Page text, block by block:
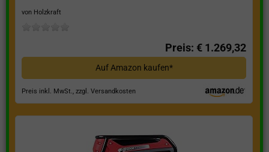
von Holzkraft
Preis: € 1.269,32
Auf Amazon kaufen*
Preis inkl. MwSt., zzgl. Versandkosten